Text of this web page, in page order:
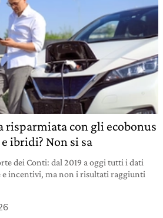
risparmiata con gli ecobonus
ibridi? Non si sa
dei Conti: dal 2019 a oggi tutti i dati
incentivi, ma non i risultati raggiunti